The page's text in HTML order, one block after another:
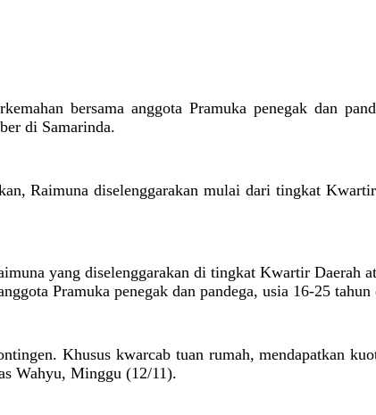
bersama anggota Pramuka penegak dan
di Samarinda.
Raimuna diselenggarakan mulai dari tingkat
yang diselenggarakan di tingkat Kwartir
Pramuka penegak dan pandega, usia 16-25
Khusus kwarcab tuan rumah, mendapatkan
Wahyu, Minggu (12/11).